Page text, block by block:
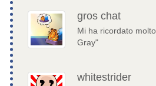
gros chat
Mi ha ricordato
Gray"
whitestrider